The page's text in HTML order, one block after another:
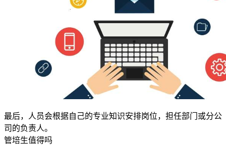
最后，人员会根据自己的专业知识安排岗位，担任部门或分公
司的负责人。
管培生值得吗